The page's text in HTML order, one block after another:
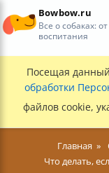
Bowbow.ru
Все о собаках:
воспитания
Посещая
обработки
файлов cookie,
Главная
Что делать,